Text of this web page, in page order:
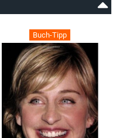
Buch-Tipp